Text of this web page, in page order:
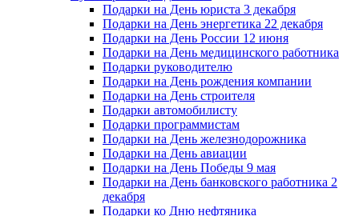
Подарки на День юриста 3 декабря
Подарки на День энергетика 22 декабря
Подарки на День России 12 июня
Подарки на День медицинского работника
Подарки руководителю
Подарки на День рождения компании
Подарки на День строителя
Подарки автомобилисту
Подарки программистам
Подарки на День железнодорожника
Подарки на День авиации
Подарки на День Победы 9 мая
Подарки на День банковского работника 2
декабря
Подарки ко Дню нефтяника